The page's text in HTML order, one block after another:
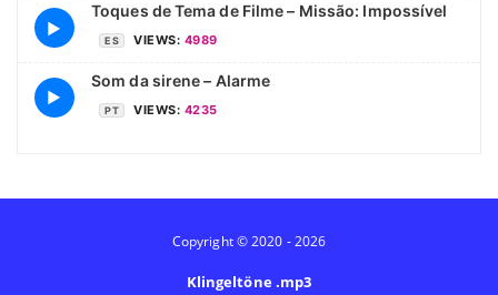
▶
Toques de Tema de Filme – Missão: Impossível
ES VIEWS: 4989
▶
Som da sirene – Alarme
PT VIEWS: 4235
Copyright © 2020 - 2026
Klingeltöne .mp3